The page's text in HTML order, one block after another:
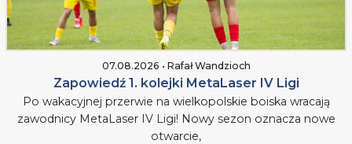
07.08.2026 • Rafał Wandzioch
Zapowiedź 1. kolejki MetaLaser IV Ligi
Po wakacyjnej przerwie na wielkopolskie boiska wracają
zawodnicy MetaLaser IV Ligi! Nowy sezon oznacza nowe
otwarcie,